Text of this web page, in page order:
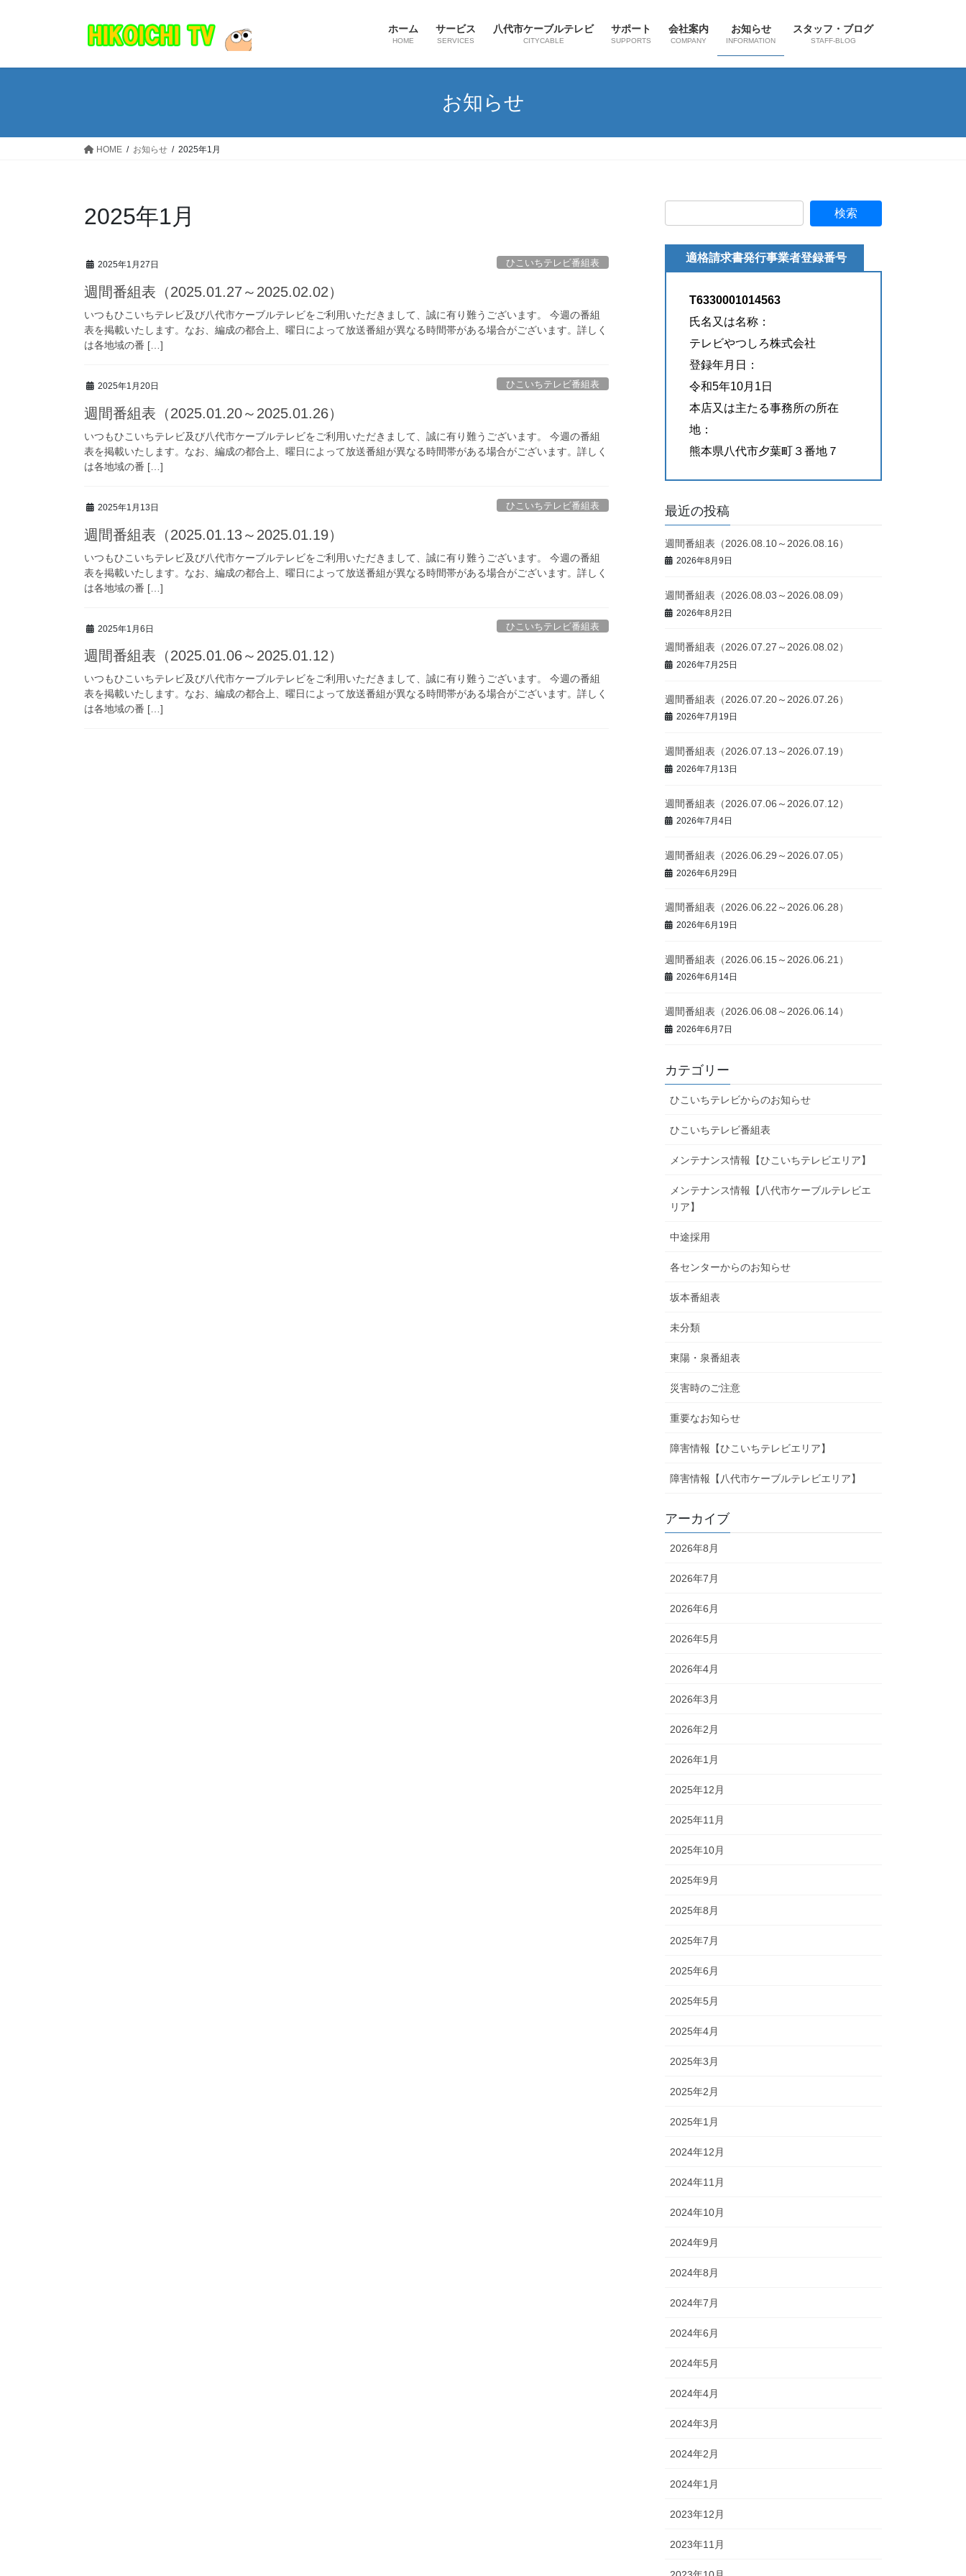
ホーム
HOME
サービス
SERVICES
八代市ケーブルテレビ
CITYCABLE
サポート
SUPPORTS
会社案内
COMPANY
お知らせ
INFORMATION
スタッフ・ブログ
STAFF-BLOG
お知らせ
HOME お知らせ 2025年1月
2025年1月
2025年1月27日 ひこいちテレビ番組表
週間番組表（2025.01.27～2025.02.02）
いつもひこいちテレビ及び八代市ケーブルテレビをご利用いただきまして、誠に有り難うございます。 今週の番組
表を掲載いたします。なお、編成の都合上、曜日によって放送番組が異なる時間帯がある場合がございます。詳しく
は各地域の番 […]
2025年1月20日 ひこいちテレビ番組表
週間番組表（2025.01.20～2025.01.26）
いつもひこいちテレビ及び八代市ケーブルテレビをご利用いただきまして、誠に有り難うございます。 今週の番組
表を掲載いたします。なお、編成の都合上、曜日によって放送番組が異なる時間帯がある場合がございます。詳しく
は各地域の番 […]
2025年1月13日 ひこいちテレビ番組表
週間番組表（2025.01.13～2025.01.19）
いつもひこいちテレビ及び八代市ケーブルテレビをご利用いただきまして、誠に有り難うございます。 今週の番組
表を掲載いたします。なお、編成の都合上、曜日によって放送番組が異なる時間帯がある場合がございます。詳しく
は各地域の番 […]
2025年1月6日 ひこいちテレビ番組表
週間番組表（2025.01.06～2025.01.12）
いつもひこいちテレビ及び八代市ケーブルテレビをご利用いただきまして、誠に有り難うございます。 今週の番組
表を掲載いたします。なお、編成の都合上、曜日によって放送番組が異なる時間帯がある場合がございます。詳しく
は各地域の番 […]
適格請求書発行事業者登録番号
T6330001014563
氏名又は名称：
テレビやつしろ株式会社
登録年月日：
令和5年10月1日
本店又は主たる事務所の所在
地：
熊本県八代市夕葉町３番地７
最近の投稿
週間番組表（2026.08.10～2026.08.16）
2026年8月9日
週間番組表（2026.08.03～2026.08.09）
2026年8月2日
週間番組表（2026.07.27～2026.08.02）
2026年7月25日
週間番組表（2026.07.20～2026.07.26）
2026年7月19日
週間番組表（2026.07.13～2026.07.19）
2026年7月13日
週間番組表（2026.07.06～2026.07.12）
2026年7月4日
週間番組表（2026.06.29～2026.07.05）
2026年6月29日
週間番組表（2026.06.22～2026.06.28）
2026年6月19日
週間番組表（2026.06.15～2026.06.21）
2026年6月14日
週間番組表（2026.06.08～2026.06.14）
2026年6月7日
カテゴリー
ひこいちテレビからのお知らせ
ひこいちテレビ番組表
メンテナンス情報【ひこいちテレビエリア】
メンテナンス情報【八代市ケーブルテレビエ
リア】
中途採用
各センターからのお知らせ
坂本番組表
未分類
東陽・泉番組表
災害時のご注意
重要なお知らせ
障害情報【ひこいちテレビエリア】
障害情報【八代市ケーブルテレビエリア】
アーカイブ
2026年8月
2026年7月
2026年6月
2026年5月
2026年4月
2026年3月
2026年2月
2026年1月
2025年12月
2025年11月
2025年10月
2025年9月
2025年8月
2025年7月
2025年6月
2025年5月
2025年4月
2025年3月
2025年2月
2025年1月
2024年12月
2024年11月
2024年10月
2024年9月
2024年8月
2024年7月
2024年6月
2024年5月
2024年4月
2024年3月
2024年2月
2024年1月
2023年12月
2023年11月